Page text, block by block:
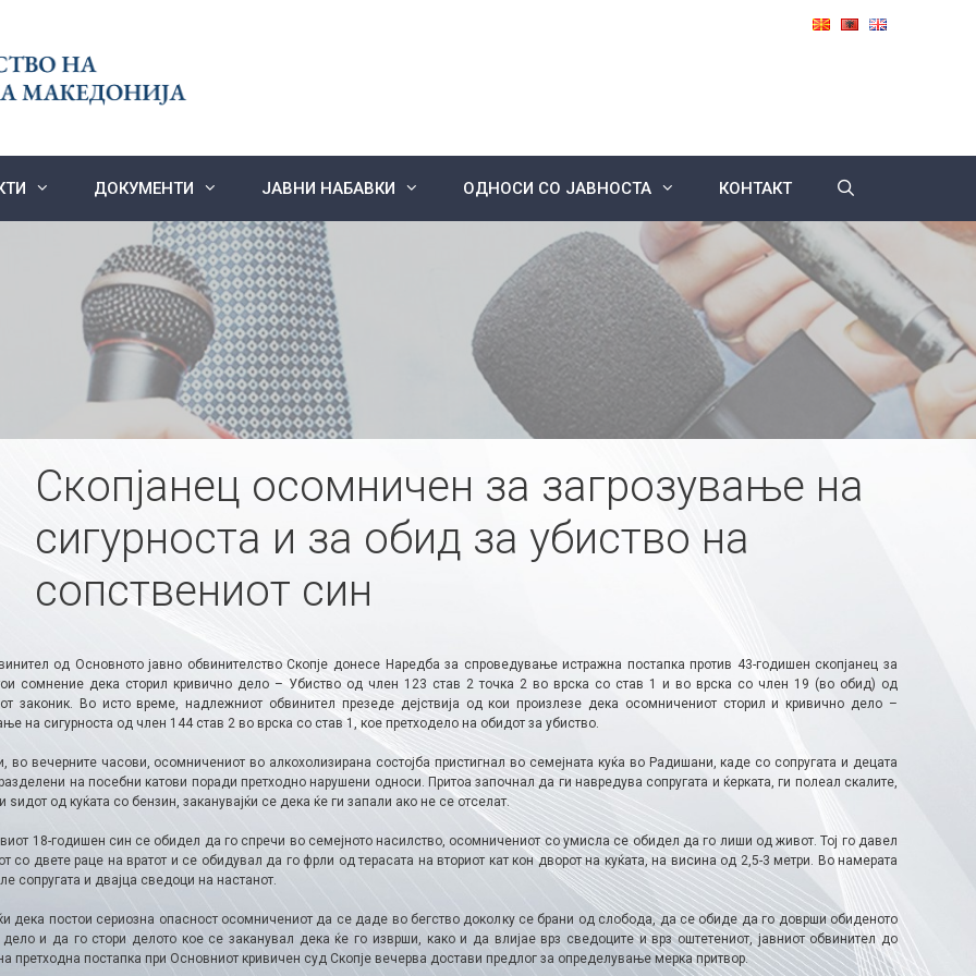
ДОКУМЕНТИ ЈАВНИ НАБАВКИ ОДНОСИ СО ЈАВНОСТА КОНТАКТ
Скопјанец осомничен за загрозување на
сигурноста и за обид за убиство на
сопствениот син
од Основното јавно обвинителство Скопје донесе Наредба за спроведување истражна постапка против 43-годишен скопјанец за
сомнение дека сторил кривично дело – Убиство од член 123 став 2 точка 2 во врска со став 1 и во врска со член 19 (во обид) од
законик. Во исто време, надлежниот обвинител презеде дејствија од кои произлезе дека осомничениот сторил и кривично дело –
на сигурноста од член 144 став 2 во врска со став 1, кое претходело на обидот за убиство.
во вечерните часови, осомничениот во алкохолизирана состојба пристигнал во семејната куќа во Радишани, каде со сопругата и децата
на посебни катови поради претходно нарушени односи. Притоа започнал да ги навредува сопругата и ќерката, ги полеал скалите,
ѕидот од куќата со бензин, заканувајќи се дека ќе ги запали ако не се отселат.
18-годишен син се обидел да го спречи во семејното насилство, осомничениот со умисла се обидел да го лиши од живот. Тој го давел
со двете раце на вратот и се обидувал да го фрли од терасата на вториот кат кон дворот на куќата, на висина од 2,5-3 метри. Во намерата
сопругата и двајца сведоци на настанот.
дека постои сериозна опасност осомничениот да се даде во бегство доколку се брани од слобода, да се обиде да го доврши обиденото
дело и да го стори делото кое се заканувал дека ќе го изврши, како и да влијае врз сведоците и врз оштетениот, јавниот обвинител до
претходна постапка при Основниот кривичен суд Скопје вечерва достави предлог за определување мерка притвор.